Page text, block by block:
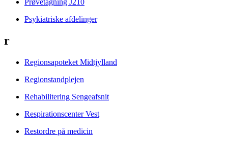
Prøvetagning J210
Psykiatriske afdelinger
r
Regionsapoteket Midtjylland
Regionstandplejen
Rehabilitering Sengeafsnit
Respirationscenter Vest
Restordre på medicin